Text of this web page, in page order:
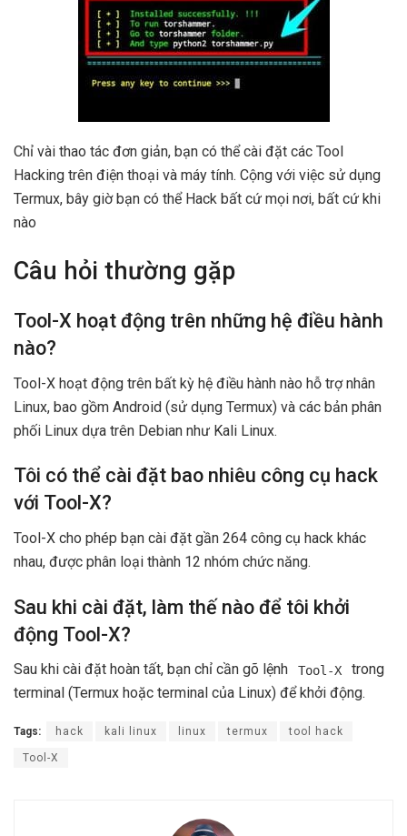
Chỉ vài thao tác đơn giản, bạn có thể cài đặt các Tool
Hacking trên điện thoại và máy tính. Cộng với việc sử dụng
Termux, bây giờ bạn có thể Hack bất cứ mọi nơi, bất cứ khi
nào
Câu hỏi thường gặp
Tool-X hoạt động trên những hệ điều hành
nào?
Tool-X hoạt động trên bất kỳ hệ điều hành nào hỗ trợ nhân
Linux, bao gồm Android (sử dụng Termux) và các bản phân
phối Linux dựa trên Debian như Kali Linux.
Tôi có thể cài đặt bao nhiêu công cụ hack
với Tool-X?
Tool-X cho phép bạn cài đặt gần 264 công cụ hack khác
nhau, được phân loại thành 12 nhóm chức năng.
Sau khi cài đặt, làm thế nào để tôi khởi
động Tool-X?
Sau khi cài đặt hoàn tất, bạn chỉ cần gõ lệnh Tool-X
trong
terminal (Termux hoặc terminal của Linux) để khởi động.
Tags: hack kali linux linux termux tool hack
Tool-X